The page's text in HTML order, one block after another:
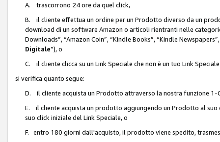
A. trascorrono 24 ore da quel click,
B. il cliente effettua un ordine per un Prodotto diverso da un
download di un software Amazon o articoli rientranti nelle categorie
Downloads”, “Amazon Coin”, “Kindle Books”, “Kindle
Digitale”), o
C. il cliente clicca su un Link Speciale che non è un tuo Link
si verifica quanto segue:
D. il cliente acquista un Prodotto attraverso la nostra funzione 1-
E. il cliente acquista un prodotto aggiungendo un Prodotto al
suo click iniziale del Link Speciale, o
F. entro 180 giorni dall'acquisto, il prodotto viene spedito,